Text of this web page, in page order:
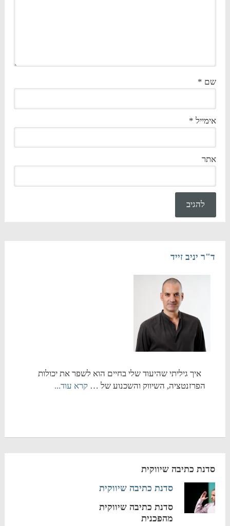
שם *
אימייל *
אתר
ד"ר יניב זייד
איך גיליתי שהיעוד שלי בחיים הוא לשפר את יכולות
הפרזנטציה, השיווק והשכנוע של … קרא עוד...
סדנת כתיבה שיווקית
סדנת כתיבה שיווקית
סדנת כתיבה שיווקית
מהפכנית